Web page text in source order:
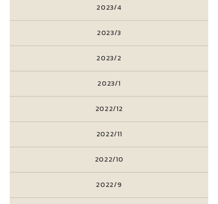
2023/4
2023/3
2023/2
2023/1
2022/12
2022/11
2022/10
2022/9